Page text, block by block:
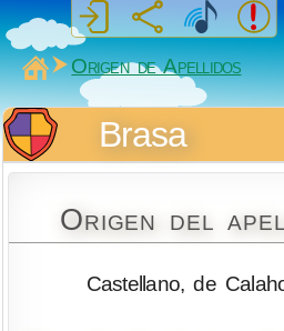
MiSabueso
Origen de Apellidos
Brasa
Origen del
Castellano, de